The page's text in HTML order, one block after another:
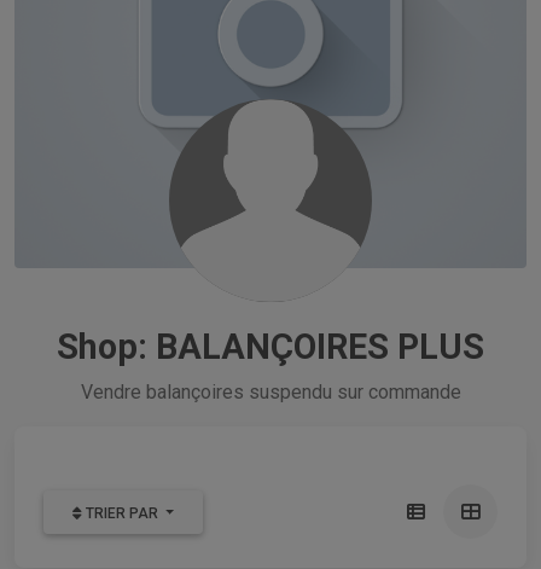
Shop: BALANÇOIRES PLUS
Vendre balançoires suspendu sur commande
TRIER PAR